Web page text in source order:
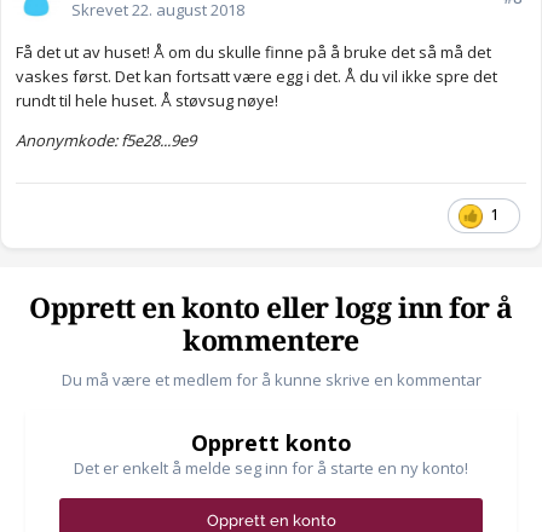
Skrevet22. august 2018
Få det ut av huset! Å om du skulle finne på å bruke det så må det
vaskes først. Det kan fortsatt være egg i det. Å du vil ikke spre det
rundt til hele huset. Å støvsug nøye!
Anonymkode: f5e28...9e9
1
Opprett en konto eller logg inn for å
kommentere
Du må være et medlem for å kunne skrive en kommentar
Opprett konto
Det er enkelt å melde seg inn for å starte en ny konto!
Opprett en konto